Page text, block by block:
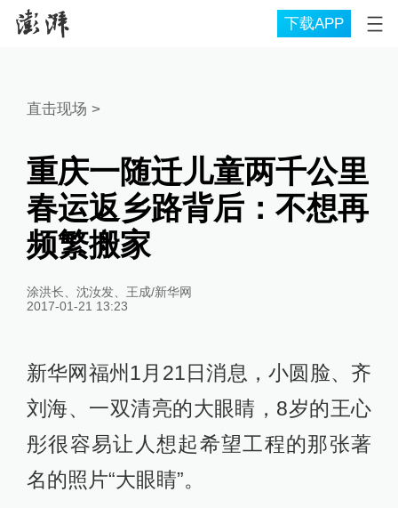
下载APP
直击现场 >
重庆一随迁儿童两千公里
春运返乡路背后：不想再
频繁搬家
涂洪长、沈汝发、王成/新华网
2017-01-21 13:23
新华网福州1月21日消息，小圆脸、齐
刘海、一双清亮的大眼睛，8岁的王心
彤很容易让人想起希望工程的那张著
名的照片“大眼睛”。